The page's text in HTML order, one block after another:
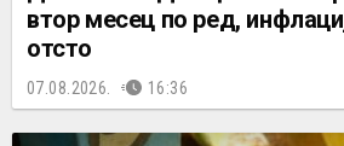
втор месец по ред,
отсто
07.08.2026. 16:36